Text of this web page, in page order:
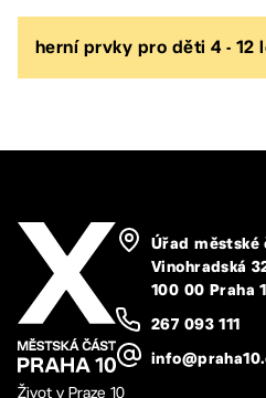
herní prvky pro děti 4 - 12
Úřad městské
Vinohradská
100 00 Praha
267 093 111
Život v Praze 10